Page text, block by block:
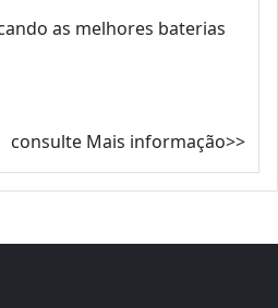
as melhores baterias
consulte Mais informação>>